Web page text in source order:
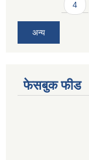
4
अन्य
फेसबुक फीड